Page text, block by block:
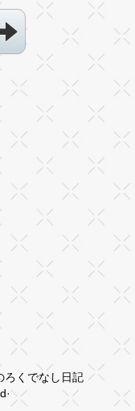
くでなし日記